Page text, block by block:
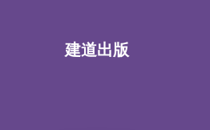
建道出版